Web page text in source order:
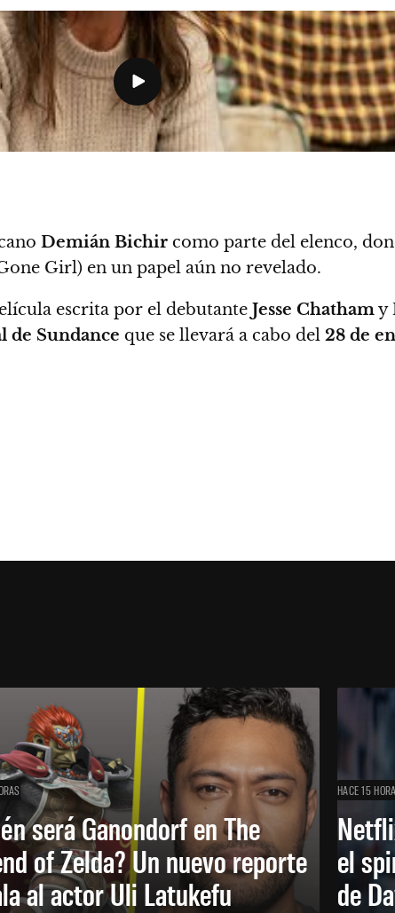
Demián Bichir como parte del elenco,
Girl) en un papel aún no revelado.
escrita por el debutante Jesse Chathamy
de Sundance que se llevará a cabo del 28 de
será Ganondorf en The
of Zelda? Un nuevo reporte
al actor Uli Latukefu
HACE 15
el
de